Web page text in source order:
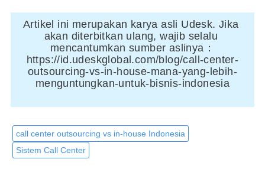
Artikel ini merupakan karya asli Udesk. Jika
akan diterbitkan ulang, wajib selalu
mencantumkan sumber aslinya：
https://id.udeskglobal.com/blog/call-center-
outsourcing-vs-in-house-mana-yang-lebih-
menguntungkan-untuk-bisnis-indonesia
call center outsourcing vs in-house Indonesia
Sistem Call Center